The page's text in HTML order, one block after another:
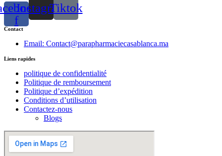
f
InstagramTiktok
Contact
Email: Contact@parapharmaciecasablanca.ma
Liens rapides
politique de confidentialité
Politique de remboursement
Politique d’expédition
Conditions d’utilisation
Contactez-nous
Blogs